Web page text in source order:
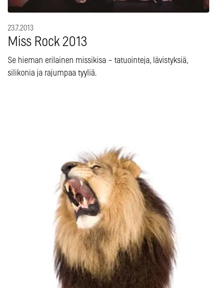
23.7.2013
Miss Rock 2013
Se hieman erilainen missikisa – tatuointeja, lävistyksiä,
silikonia ja rajumpaa tyyliä.